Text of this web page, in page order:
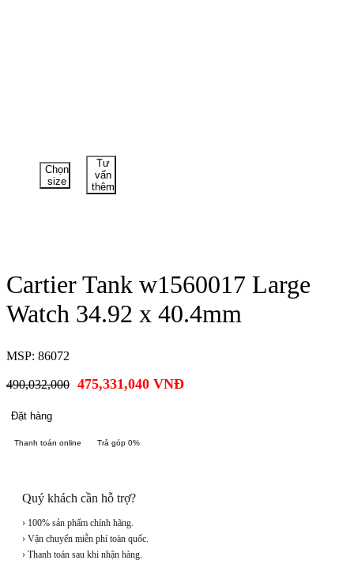
Chọn
size
Tư
vấn
thêm
Cartier Tank w1560017 Large
Watch 34.92 x 40.4mm
MSP: 86072
490,032,000 475,331,040 VNĐ
Đặt hàng
Thanh toán online Trả góp 0%
Quý khách cần hỗ trợ?
› 100% sản phẩm chính hãng.
› Vận chuyển miễn phí toàn quốc.
› Thanh toán sau khi nhận hàng.